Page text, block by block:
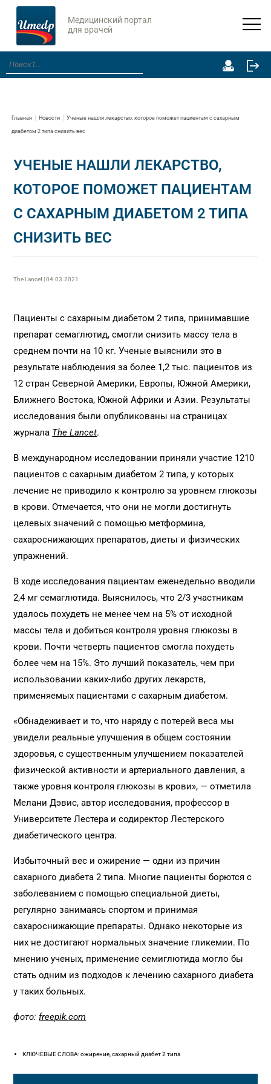
Медицинский портал
для врачей
Главная Новости Ученые нашли лекарство, которое поможет пациентам с сахарным
диабетом 2 типа снизить вес
УЧЕНЫЕ НАШЛИ ЛЕКАРСТВО,
КОТОРОЕ ПОМОЖЕТ ПАЦИЕНТАМ
С САХАРНЫМ ДИАБЕТОМ 2 ТИПА
СНИЗИТЬ ВЕС
The Lancet | 04.03.2021
Пациенты с сахарным диабетом 2 типа, принимавшие
препарат семаглютид, смогли снизить массу тела в
среднем почти на 10 кг. Ученые выяснили это в
результате наблюдения за более 1,2 тыс. пациентов из
12 стран Северной Америки, Европы, Южной Америки,
Ближнего Востока, Южной Африки и Азии. Результаты
исследования были опубликованы на страницах
журнала The Lancet.
В международном исследовании приняли участие 1210
пациентов с сахарным диабетом 2 типа, у которых
лечение не приводило к контролю за уровнем глюкозы
в крови. Отмечается, что они не могли достигнуть
целевых значений с помощью метформина,
сахароснижающих препаратов, диеты и физических
упражнений.
В ходе исследования пациентам еженедельно вводили
2,4 мг семаглютида. Выяснилось, что 2/3 участникам
удалось похудеть не менее чем на 5% от исходной
массы тела и добиться контроля уровня глюкозы в
крови. Почти четверть пациентов смогла похудеть
более чем на 15%. Это лучший показатель, чем при
использовании каких-либо других лекарств,
применяемых пациентами с сахарным диабетом.
«Обнадеживает и то, что наряду с потерей веса мы
увидели реальные улучшения в общем состоянии
здоровья, с существенным улучшением показателей
физической активности и артериального давления, а
также уровня контроля глюкозы в крови», — отметила
Мелани Дэвис, автор исследования, профессор в
Университете Лестера и содиректор Лестерского
диабетического центра.
Избыточный вес и ожирение — одни из причин
сахарного диабета 2 типа. Многие пациенты борются с
заболеванием с помощью специальной диеты,
регулярно занимаясь спортом и принимая
сахароснижающие препараты. Однако некоторые из
них не достигают нормальных значение гликемии. По
мнению ученых, применение семиглютида могло бы
стать одним из подходов к лечению сахарного диабета
у таких больных.
фото: freepik.com
КЛЮЧЕВЫЕ СЛОВА: ожирение, сахарный диабет 2 типа